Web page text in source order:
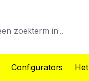
Configurators